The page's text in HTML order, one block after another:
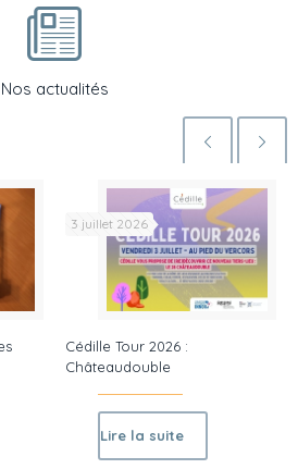
Nos actualités
3 juillet 2026
Cédille Tour 2026 :
Châteaudouble
Lire la suite